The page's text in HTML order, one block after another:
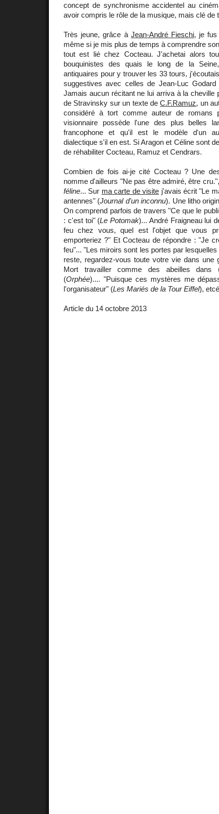
concept de synchronisme accidentel au
avoir compris le rôle de la musique, mais clé de
Très jeune, grâce à Jean-André Fieschi, je
même si je mis plus de temps à comprendre
tout est lié chez Cocteau. J'achetai alors
bouquinistes des quais le long de la
antiquaires pour y trouver les 33 tours,
suggestives avec celles de Jean-Luc
Jamais aucun récitant ne lui arriva à la cheville
de Stravinsky sur un texte deC.F.Ramuz, un
considéré à tort comme auteur de romans
visionnaire possède l'une des plus belles
francophone et qu'il est le modèle d'un
dialectique s'il en est. Si Aragon et Céline sont
de réhabiliter Cocteau, Ramuz et Cendrars.
Combien de fois ai-je cité Cocteau ? Une
nomme d'ailleurs "Ne pas être admiré, être
féline... Sur ma carte de visite j'avais écrit "Le
antennes" (Journal d'un inconnu). Une litho
On comprend parfois de travers "Ce que le
: c'est toi" (Le Potomak)... André Fraigneau lui
feu chez vous, quel est l'objet que vous
emporteriez ?" Et Cocteau de répondre : "Je
feu"... "Les miroirs sont les portes par
reste, regardez-vous toute votre vie dans une
Mort travailler comme des abeilles dans
(Orphée).... "Puisque ces mystères me
l'organisateur" (Les Mariés de la Tour Eiffel),
Article du 14 octobre 2013